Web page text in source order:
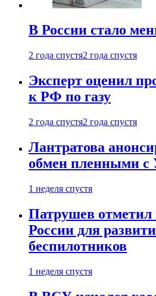
В России стало
2 года спустя2 года спустя
Эксперт оценил
к РФ по газу
2 года спустя2 года спустя
Лантратова
обмен пленными с
1 неделя спустя
Патрушев отметил
России для
беспилотников
1 неделя спустя